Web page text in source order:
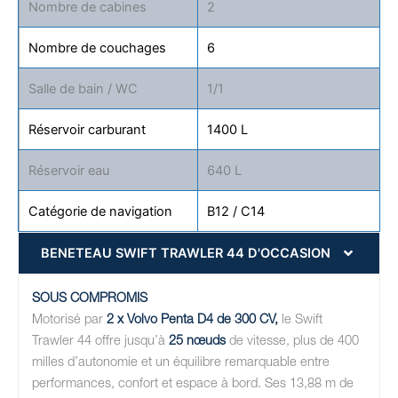
Nombre de cabines 2
Nombre de couchages 6
Salle de bain / WC 1/1
Réservoir carburant 1400 L
Réservoir eau 640 L
Catégorie de navigation B12 / C14
BENETEAU SWIFT TRAWLER 44 D'OCCASION
SOUS COMPROMIS
Motorisé par 2 x Volvo Penta D4 de 300 CV, le Swift
Trawler 44 offre jusqu’à 25 nœuds de vitesse, plus de 400
milles d’autonomie et un équilibre remarquable entre
performances, confort et espace à bord. Ses 13,88 m de